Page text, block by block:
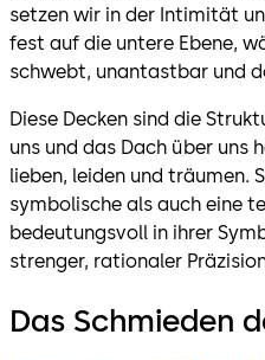
setzen wir in der Intimität
fest auf die untere Ebene,
schwebt, unantastbar und
Diese Decken sind die
uns und das Dach über uns
lieben, leiden und träumen.
symbolische als auch eine
bedeutungsvoll in ihrer
strenger, rationaler
Das Schmieden